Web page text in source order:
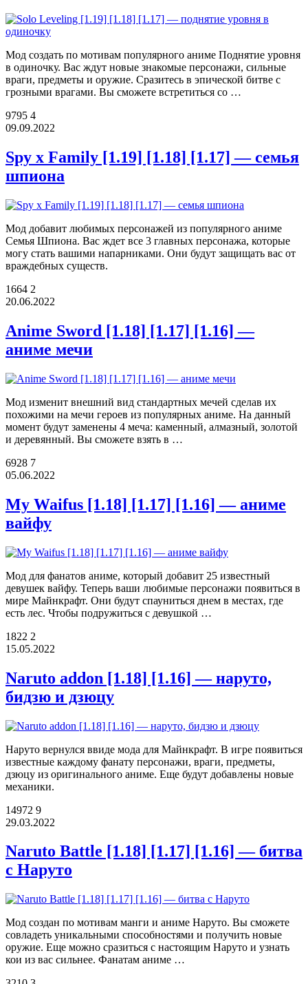
Мод создать по мотивам популярного аниме Поднятие уровня
в одиночку. Вас ждут новые знакомые персонажи, сильные
враги, предметы и оружие. Сразитесь в эпической битве с
грозными врагами. Вы сможете встретиться со …
9795 4
09.09.2022
Spy x Family [1.19] [1.18] [1.17] — семья
шпиона
Мод добавит любимых персонажей из популярного аниме
Семья Шпиона. Вас ждет все 3 главных персонажа, которые
могу стать вашими напарниками. Они будут защищать вас от
враждебных существ.
1664 2
20.06.2022
Anime Sword [1.18] [1.17] [1.16] —
аниме мечи
Мод изменит внешний вид стандартных мечей сделав их
похожими на мечи героев из популярных аниме. На данный
момент будут заменены 4 меча: каменный, алмазный, золотой
и деревянный. Вы сможете взять в …
6928 7
05.06.2022
My Waifus [1.18] [1.17] [1.16] — аниме
вайфу
Мод для фанатов аниме, который добавит 25 известный
девушек вайфу. Теперь ваши любимые персонажи появиться в
мире Майнкрафт. Они будут спауниться днем в местах, где
есть лес. Чтобы подружиться с девушкой …
1822 2
15.05.2022
Naruto addon [1.18] [1.16] — наруто,
бидзю и дзюцу
Наруто вернулся ввиде мода для Майнкрафт. В игре появиться
известные каждому фанату персонажи, враги, предметы,
дзюцу из оригинального аниме. Еще будут добавлены новые
механики.
14972 9
29.03.2022
Naruto Battle [1.18] [1.17] [1.16] — битва
с Наруто
Мод создан по мотивам манги и аниме Наруто. Вы сможете
совладеть уникальными способностями и получить новые
оружие. Еще можно сразиться с настоящим Наруто и узнать
кои из вас сильнее. Фанатам аниме …